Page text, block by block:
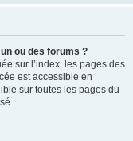
ou des forums ?
sur l’index, les pages des
est accessible en
sur toutes les pages du